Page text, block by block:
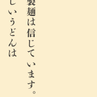
丸亀製麺は信じています。